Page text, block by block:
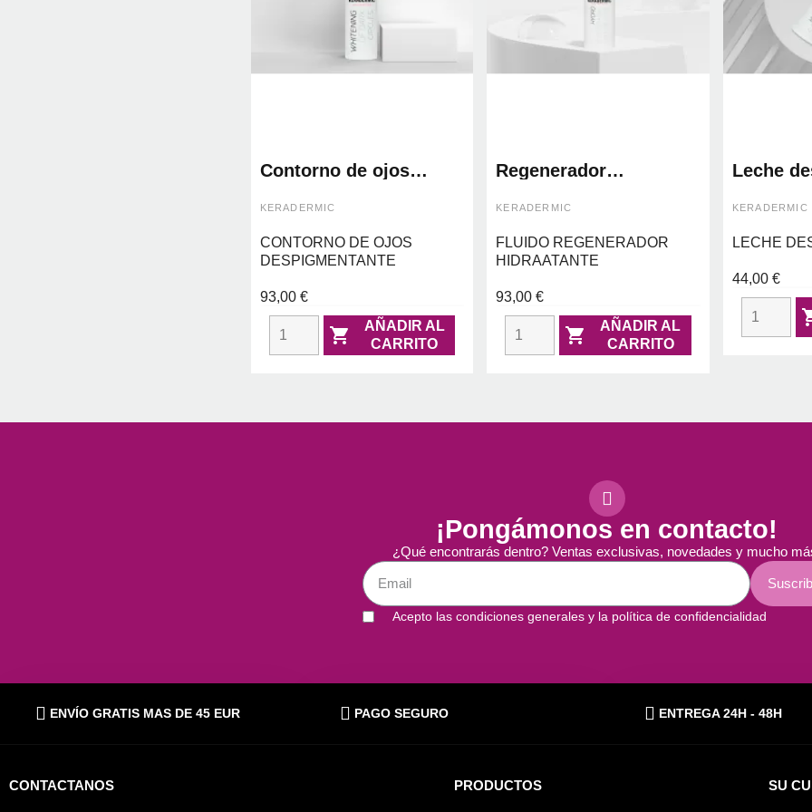
Contorno de ojos
whitening of dark
KERADERMIC
CONTORNO DE OJOS
DESPIGMENTANTE
93,00 €

AÑADIR AL
CARRITO
Regenerador
regenerating 24h oil
KERADERMIC
FLUIDO REGENERADOR
HIDRAATANTE
93,00 €

AÑADIR AL
CARRITO
Leche
KERADERMIC
LECHE
44,00 €
¡Pongámonos en contacto!
¿Qué encontrarás dentro? Ventas exclusivas, novedades y mucho
Acepto las condiciones generales y la política de confidencialidad
ENVÍO GRATIS MAS DE 45 EUR PAGO SEGURO ENTREGA 24H - 48H
CONTACTANOS PRODUCTOS SU